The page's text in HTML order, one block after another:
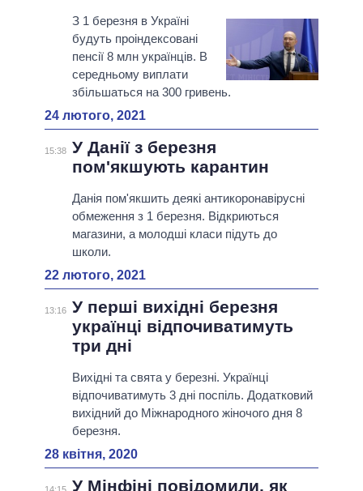
З 1 березня в Україні
будуть проіндексовані
пенсії 8 млн українців. В
середньому виплати
збільшаться на 300 гривень.
24 лютого, 2021
15:38 У Данії з березня
пом'якшують карантин
Данія пом'якшить деякі антикоронавірусні
обмеження з 1 березня. Відкриються
магазини, а молодші класи підуть до
школи.
22 лютого, 2021
13:16 У перші вихідні березня
українці відпочиватимуть
три дні
Вихідні та свята у березні. Українці
відпочиватимуть 3 дні поспіль. Додатковий
вихідний до Міжнародного жіночого дня 8
березня.
28 квітня, 2020
У Мінфіні повідомили, як